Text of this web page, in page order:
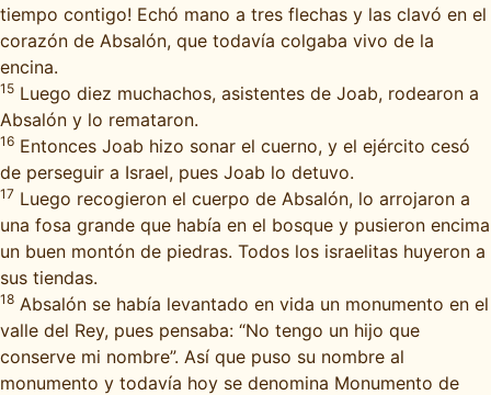
tiempo contigo! Echó mano a tres flechas y las clavó en el
corazón de Absalón, que todavía colgaba vivo de la
encina.
15 Luego diez muchachos, asistentes de Joab, rodearon a
Absalón y lo remataron.
16 Entonces Joab hizo sonar el cuerno, y el ejército cesó
de perseguir a Israel, pues Joab lo detuvo.
17 Luego recogieron el cuerpo de Absalón, lo arrojaron a
una fosa grande que había en el bosque y pusieron encima
un buen montón de piedras. Todos los israelitas huyeron a
sus tiendas.
18 Absalón se había levantado en vida un monumento en el
valle del Rey, pues pensaba: “No tengo un hijo que
conserve mi nombre”. Así que puso su nombre al
monumento y todavía hoy se denomina Monumento de